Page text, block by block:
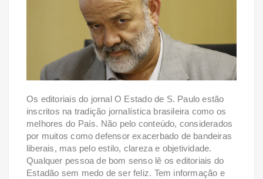
Os editoriais do jornal O Estado de S. Paulo estão
inscritos na tradição jornalística brasileira como os
melhores do País. Não pelo conteúdo, considerados
por muitos como defensor exacerbado de bandeiras
liberais, mas pelo estilo, clareza e objetividade.
Qualquer pessoa de bom senso lê os editoriais do
Estadão sem medo de ser feliz. Tem informação e